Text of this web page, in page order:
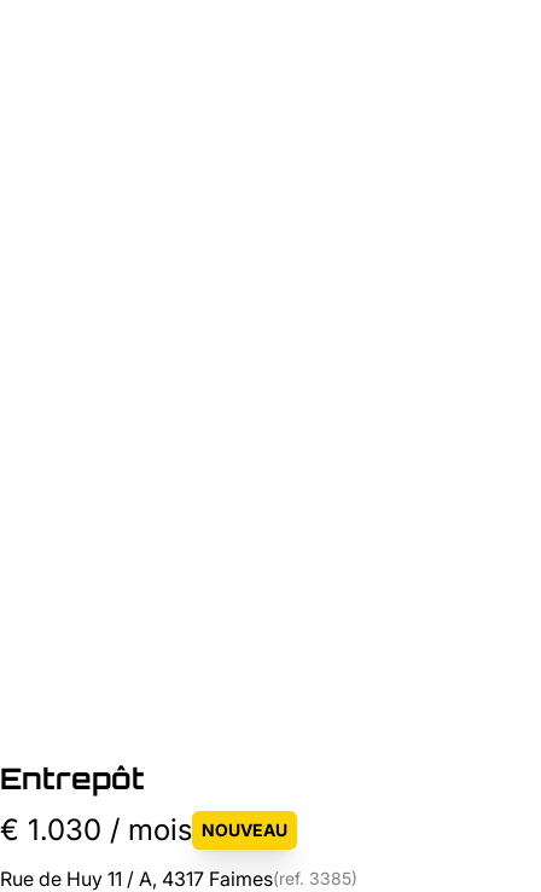
Entrepôt
€ 1.030 / mois NOUVEAU
Rue de Huy 11 / A, 4317 Faimes(ref. 3385)